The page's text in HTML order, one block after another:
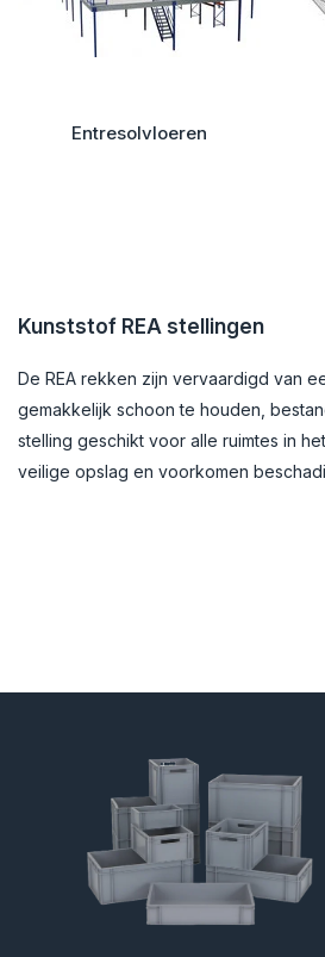
Merken
Entresolvloeren
Kunststof REA stellingen
De REA rekken zijn vervaardigd van
gemakkelijk schoon te houden,
stelling geschikt voor alle ruimtes in
veilige opslag en voorkomen